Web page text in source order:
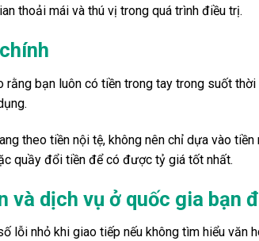
thoải mái và thú vị trong quá trình điều trị.
rằng bạn luôn có tiền trong tay trong suốt
theo tiền nội tệ, không nên chỉ dựa vào
quầy đổi tiền để có được tỷ giá tốt nhất.
và dịch vụ ở quốc gia bạn
lỗi nhỏ khi giao tiếp nếu không tìm hiểu văn